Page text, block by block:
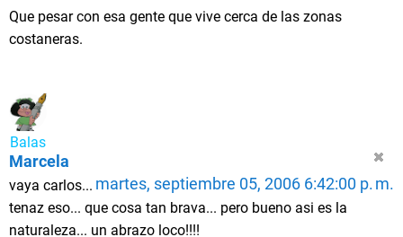
Que pesar con esa gente que vive cerca de las zonas
costaneras.
Balas
Marcela
martes, septiembre 05, 2006 6:42:00 p. m.
vaya carlos...
tenaz eso... que cosa tan brava... pero bueno asi es la
naturaleza... un abrazo loco!!!!